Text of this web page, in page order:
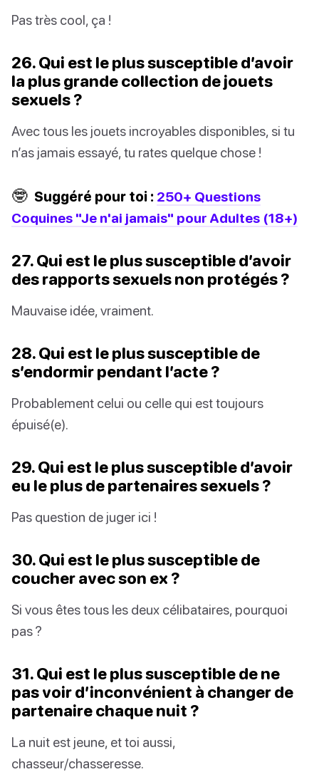
Pas très cool, ça !
26. Qui est le plus susceptible d’avoir
la plus grande collection de jouets
sexuels ?
Avec tous les jouets incroyables disponibles, si tu
n’as jamais essayé, tu rates quelque chose !
🤓 Suggéré pour toi : 250+ Questions
Coquines "Je n'ai jamais" pour Adultes (18+)
27. Qui est le plus susceptible d’avoir
des rapports sexuels non protégés ?
Mauvaise idée, vraiment.
28. Qui est le plus susceptible de
s’endormir pendant l’acte ?
Probablement celui ou celle qui est toujours
épuisé(e).
29. Qui est le plus susceptible d’avoir
eu le plus de partenaires sexuels ?
Pas question de juger ici !
30. Qui est le plus susceptible de
coucher avec son ex ?
Si vous êtes tous les deux célibataires, pourquoi
pas ?
31. Qui est le plus susceptible de ne
pas voir d’inconvénient à changer de
partenaire chaque nuit ?
La nuit est jeune, et toi aussi,
chasseur/chasseresse.